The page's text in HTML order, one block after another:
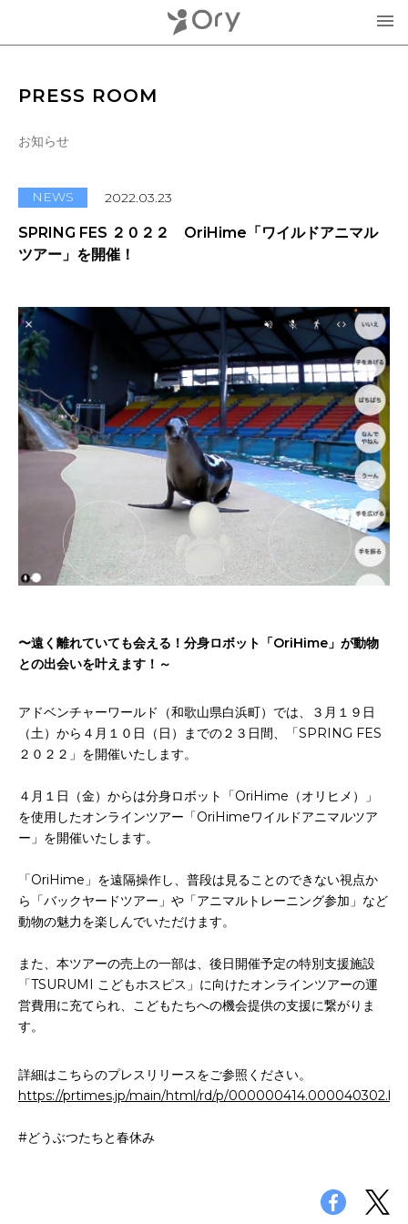
分身ロボットOriHime
意思伝達装置
OriHimeを活用したイベント企画
人材紹介FLEMEE
分身ロボットカフェ
オリィ研究所について
ミッション
メンバー紹介
会社概要
アクセス
ヒストリー
採用情報
お問合せ・お見積り
お申込み
アクセス
PRESS ROOM
お知らせ
NEWS 2022.03.23
SPRING FES ２０２２ OriHime「ワイルドアニマル
ツアー」を開催！
〜遠く離れていても会える！分身ロボット「OriHime」が動物
との出会いを叶えます！～
アドベンチャーワールド（和歌⼭県⽩浜町）では、３月１９日
（土）から４月１０日（日）までの２３日間、「SPRING FES
２０２２」を開催いたします。
４月１日（金）からは分身ロボット「OriHime（オリヒメ）」
を使用したオンラインツアー「OriHimeワイルドアニマルツア
ー」を開催いたします。
「OriHime」を遠隔操作し、普段は見ることのできない視点か
ら「バックヤードツアー」や「アニマルトレーニング参加」など
動物の魅力を楽しんでいただけます。
また、本ツアーの売上の一部は、後日開催予定の特別支援施設
「TSURUMI こどもホスピス」に向けたオンラインツアーの運
営費用に充てられ、こどもたちへの機会提供の支援に繋がりま
す。
詳細はこちらのプレスリリースをご参照ください。
https://prtimes.jp/main/html/rd/p/
#どうぶつたちと春休み